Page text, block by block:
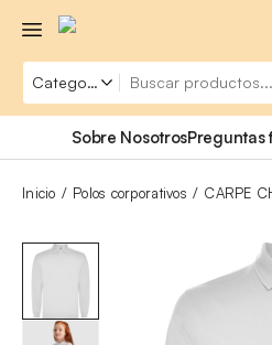
Sobre NosotrosPreguntas
Inicio Polos corporativos CARPE